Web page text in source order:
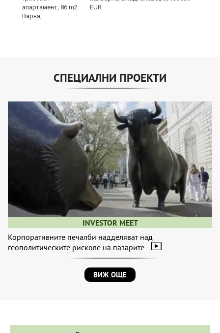
EUR
СПЕЦИАЛНИ ПРОЕКТИ
INVESTOR MEET
Корпоративните печалби надделяват над
геополитическите рискове на пазарите
ВИЖ ОЩЕ